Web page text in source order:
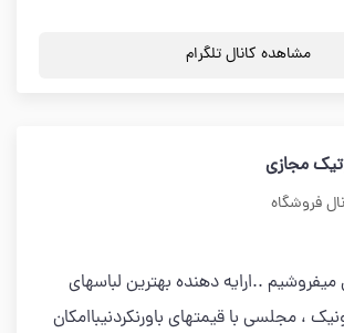
مشاهده کانال تلگرام
مجازی
فروشگاه
میفروشیم ..ارایه دهنده بهترین لباسهای
، مجلسی با قیمتهای باورنکردنیباامکان